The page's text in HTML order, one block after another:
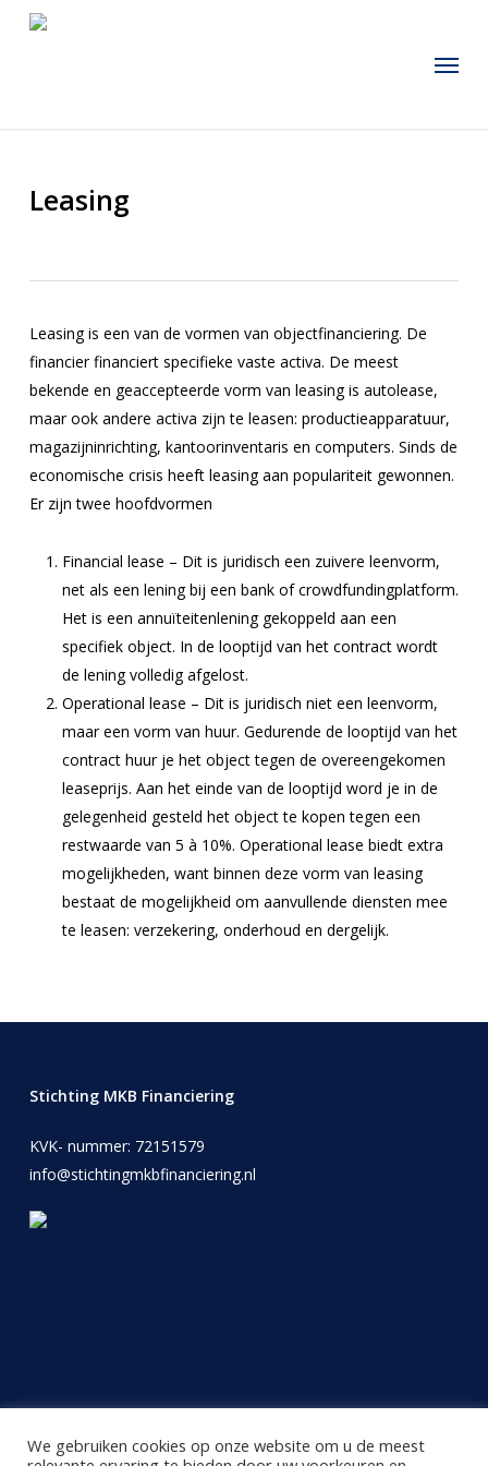
Menu
Leasing
Leasing is een van de vormen van objectfinanciering. De
financier financiert specifieke vaste activa. De meest
bekende en geaccepteerde vorm van leasing is autolease,
maar ook andere activa zijn te leasen: productieapparatuur,
magazijninrichting, kantoorinventaris en computers. Sinds de
economische crisis heeft leasing aan populariteit gewonnen.
Er zijn twee hoofdvormen
Financial lease – Dit is juridisch een zuivere leenvorm,
net als een lening bij een bank of crowdfundingplatform.
Het is een annuïteitenlening gekoppeld aan een
specifiek object. In de looptijd van het contract wordt
de lening volledig afgelost.
Operational lease – Dit is juridisch niet een leenvorm,
maar een vorm van huur. Gedurende de looptijd van het
contract huur je het object tegen de overeengekomen
leaseprijs. Aan het einde van de looptijd word je in de
gelegenheid gesteld het object te kopen tegen een
restwaarde van 5 à 10%. Operational lease biedt extra
mogelijkheden, want binnen deze vorm van leasing
bestaat de mogelijkheid om aanvullende diensten mee
te leasen: verzekering, onderhoud en dergelijk.
Stichting MKB Financiering
KVK- nummer: 72151579
info@stichtingmkbfinanciering.nl
We gebruiken cookies op onze website om u de meest